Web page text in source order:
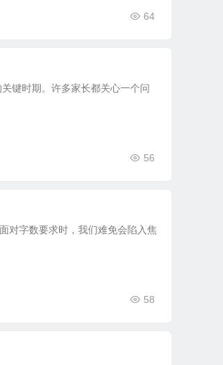
64
键时期。许多家长都关心一个问
56
对字数要求时，我们难免会陷入焦
58